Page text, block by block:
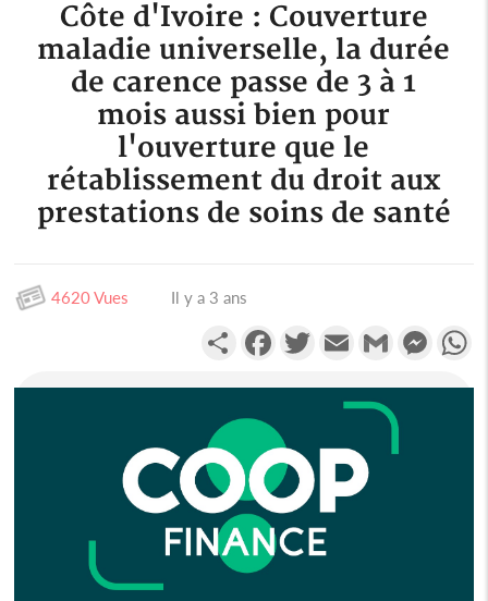
Côte d'Ivoire : Couverture
maladie universelle, la durée
de carence passe de 3 à 1
mois aussi bien pour
l'ouverture que le
rétablissement du droit aux
prestations de soins de santé
4620 Vues Il y a 3 ans
PartagerFacebookTwitterEmail Gmail